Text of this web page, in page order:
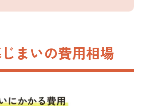
まいの費用相場